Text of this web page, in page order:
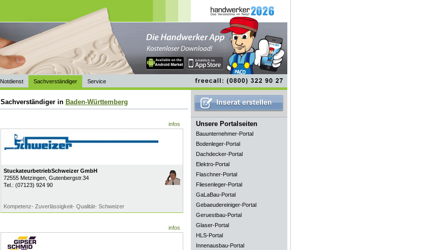
Notdienst Sachverständiger Service
Sachverständiger in Baden-Württemberg
infos
StuckateurbetriebSchweizer GmbH
72555 Metzingen, Gutenbergstr.34
Tel.: (07123) 924 90
Kompetenz- Zuverlässigkeit- Qualität- Schweizer
infos
Unsere Portalseiten
Bauunternehmer-Portal
Bodenleger-Portal
Dachdecker-Portal
Elektro-Portal
Flaschner-Portal
Fliesenleger-Portal
GaLaBau-Portal
Gebaeudereiniger-Portal
Geruestbau-Portal
Glaser-Portal
HLS-Portal
Innenausbau-Portal